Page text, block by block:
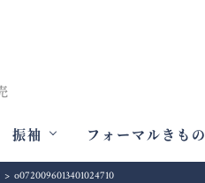
振袖 フォーマルきもの
> o0720096013401024710